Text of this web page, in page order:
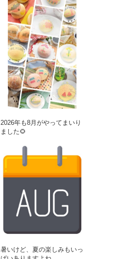
2026年も8月がやってまいり
ました🌻
暑いけど、夏の楽しみもいっ